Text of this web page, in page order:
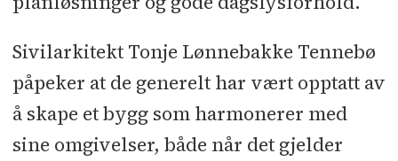
Sivilarkitekt Tonje Lønnebakke Tennebø
påpeker at de generelt har vært opptatt av
å skape et bygg som harmonerer med
sine omgivelser, både når det gjelder